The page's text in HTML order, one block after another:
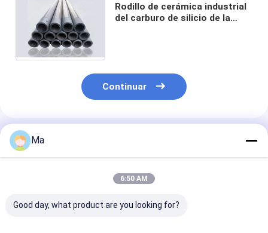
Rodillo de cerámica industrial
del carburo de silicio de la
Continuar
Productos Recomendados
Ma
6:50 AM
Good day, what product are you looking for?